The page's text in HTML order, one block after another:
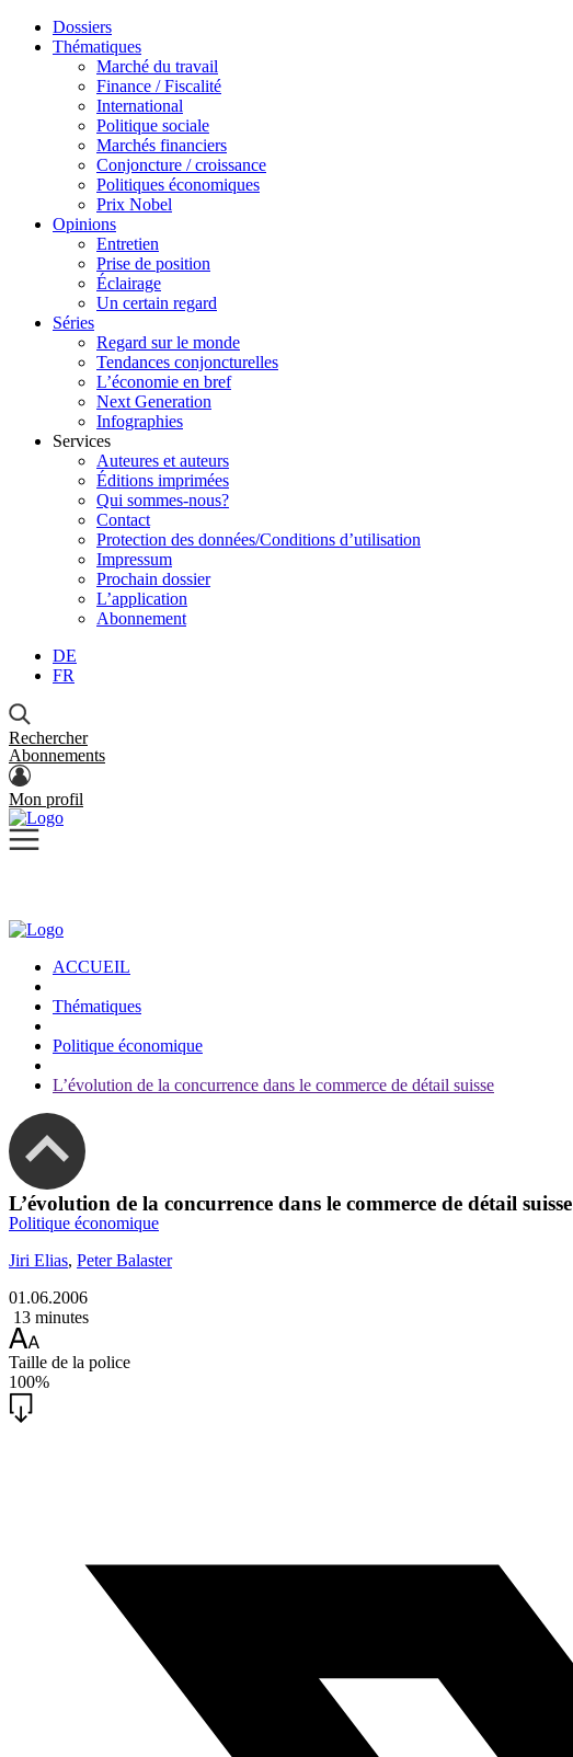
Dossiers
Thématiques
Marché du travail
Finance / Fiscalité
International
Politique sociale
Marchés financiers
Conjoncture / croissance
Politiques économiques
Prix Nobel
Opinions
Entretien
Prise de position
Éclairage
Un certain regard
Séries
Regard sur le monde
Tendances conjoncturelles
L’économie en bref
Next Generation
Infographies
Services
Auteures et auteurs
Éditions imprimées
Qui sommes-nous?
Contact
Protection des données/Conditions d’utilisation
Impressum
Prochain dossier
L’application
Abonnement
DE
FR
Rechercher
Abonnements
Mon profil
ACCUEIL
Thématiques
Politique économique
L’évolution de la concurrence dans le commerce de détail suisse
L’évolution de la concurrence dans le commerce de détail suisse
Politique économique
Jiri Elias, Peter Balaster
01.06.2006
13 minutes
Taille de la police
100%